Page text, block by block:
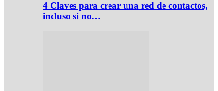
4 Claves para crear una red de contactos,
incluso si no…